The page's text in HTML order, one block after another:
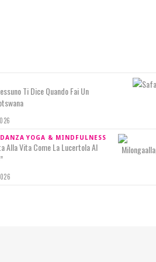
Ti Dice Quando Fai Un
DANZA YOGA & MINDFULNESS
Alla Vita Come La Lucertola Al